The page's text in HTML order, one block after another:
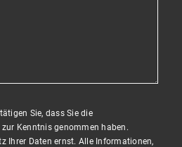
Sie, dass Sie die
zur Kenntnis genommen haben.
Ihrer Daten ernst. Alle Informationen,